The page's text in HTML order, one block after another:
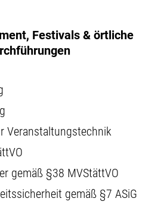
Festivals & örtliche
Veranstaltungstechnik
gemäß §38 MVStättVO
gemäß §7 ASiG